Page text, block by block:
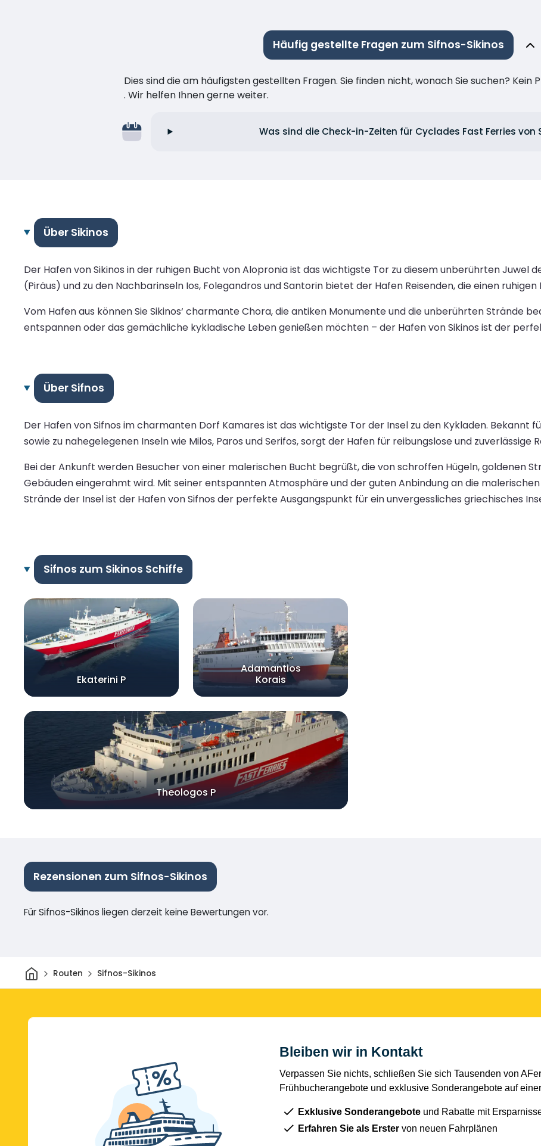
Häufig gestellte Fragen zum Sifnos-Sikinos
Dies sind die am häufigsten gestellten Fragen. Sie finden nicht, wonach Sie suchen? Kein
. Wir helfen Ihnen gerne weiter.
Was sind die Check-in-Zeiten für Cyclades Fast Ferries von
Über Sikinos
Der Hafen von Sikinos in der ruhigen Bucht von Alopronia ist das wichtigste Tor zu diesem unberührten Juwel
(Piräus) und zu den Nachbarinseln Ios, Folegandros und Santorin bietet der Hafen Reisenden, die einen
Vom Hafen aus können Sie Sikinos‘ charmante Chora, die antiken Monumente und die unberührten Strände
entspannen oder das gemächliche kykladische Leben genießen möchten – der Hafen von Sikinos ist der
Über Sifnos
Der Hafen von Sifnos im charmanten Dorf Kamares ist das wichtigste Tor der Insel zu den Kykladen. Bekannt
sowie zu nahegelegenen Inseln wie Milos, Paros und Serifos, sorgt der Hafen für reibungslose und zuverlässige
Bei der Ankunft werden Besucher von einer malerischen Bucht begrüßt, die von schroffen Hügeln, goldenen
Gebäuden eingerahmt wird. Mit seiner entspannten Atmosphäre und der guten Anbindung an die
Strände der Insel ist der Hafen von Sifnos der perfekte Ausgangspunkt für ein unvergessliches griechisches
Sifnos zum Sikinos Schiffe
Ekaterini P
Adamantios
Korais
Theologos P
Rezensionen zum Sifnos-Sikinos
Für Sifnos-Sikinos liegen derzeit keine Bewertungen vor.
HeimRouten Sifnos-Sikinos
Bleiben wir in Kontakt
Verpassen Sie nichts, schließen Sie sich Tausenden von
Frühbucherangebote und exklusive Sonderangebote auf
Exklusive Sonderangebote und Rabatte mit
Erfahren Sie als Erster von neuen Fahrplänen